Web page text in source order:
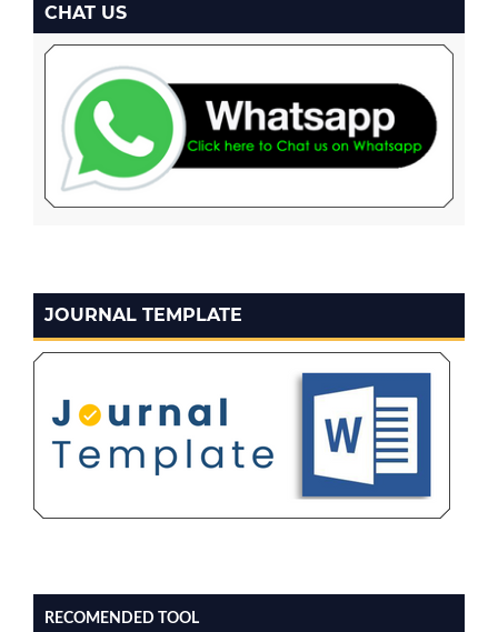
CHAT US
JOURNAL TEMPLATE
RECOMENDED TOOL